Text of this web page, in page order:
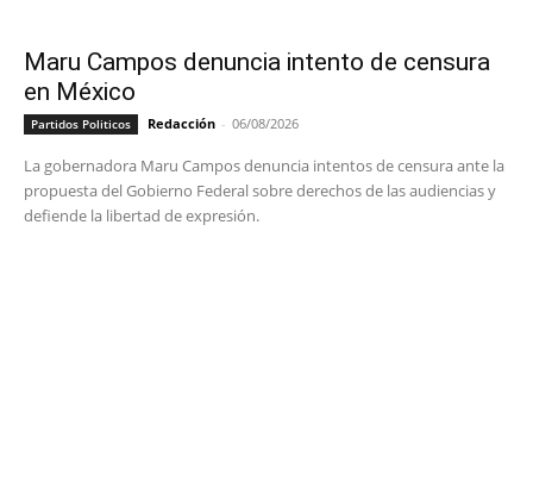
Maru Campos denuncia intento de censura
en México
Partidos Politicos Redacción - 06/08/2026
La gobernadora Maru Campos denuncia intentos de censura ante la
propuesta del Gobierno Federal sobre derechos de las audiencias y
defiende la libertad de expresión.